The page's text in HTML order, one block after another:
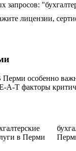
запросов:
лицензии,
особенно
A-T факторы
в Перми